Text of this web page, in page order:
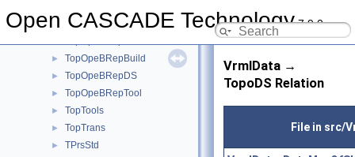
Open CASCADE Technology7.9.0
TopoDSToStep
► TopOpeBRepBuild
► TopOpeBRepDS
► TopOpeBRepTool
► TopTools
► TopTrans
► TPrsStd
VrmlData →
TopoDS Relation
File in src/